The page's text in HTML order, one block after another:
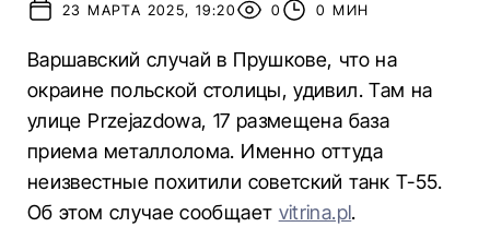
23 МАРТА 2025, 19:20
0 0 МИН
Варшавский случай в Прушкове, что на
окраине польской столицы, удивил. Там на
улице Przejazdowa, 17 размещена база
приема металлолома. Именно оттуда
неизвестные похитили советский танк T-55.
Об этом случае сообщает vitrina.pl.